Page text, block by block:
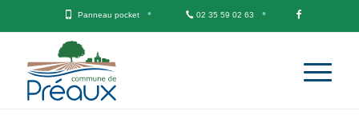
Panneau pocket 02 35 59 02 63